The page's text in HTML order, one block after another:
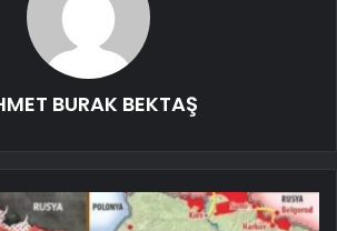
BURAK BEKTAŞ